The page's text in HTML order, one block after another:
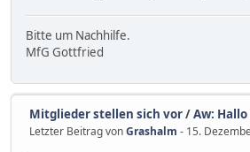
Bitte um Nachhilfe.
MfG Gottfried
Mitglieder stellen sich vor/Aw:
Letzter Beitrag vonGrashalm - 15.